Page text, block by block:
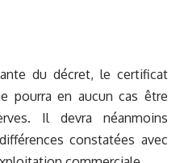
du décret, le certificat
pourra en aucun cas être
Il devra néanmoins
constatées avec